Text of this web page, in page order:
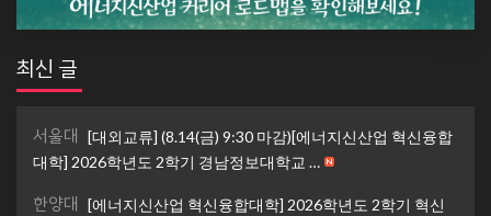
최신 글
서울대 [대외교류] (8.14(금) 9:30 마감)[에너지신산업 혁신융합
대학] 2026학년도 2학기 경남정보대학교 …
한양대 [에너지신산업 혁신융합대학] 2026학년도 2학기 혁신